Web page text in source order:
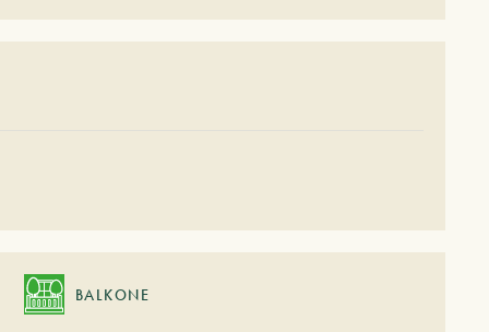
BALKONE